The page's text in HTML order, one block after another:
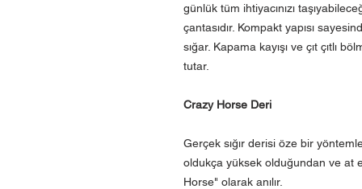
günlük tüm ihtiyacınızı
çantasıdır. Kompakt yapısı
sığar. Kapama kayışı ve çıt çıtlı
tutar.
Crazy Horse Deri
Gerçek sığır derisi öze bir
oldukça yüksek olduğundan ve at
Horse" olarak anılır.